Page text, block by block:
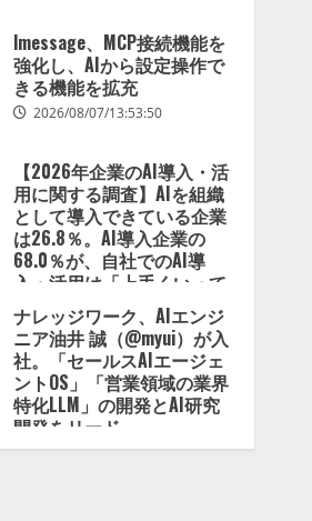
lmessage、MCP接続機能を
強化し、AIから設定操作で
きる機能を拡充
2026/08/07/13:53:50
【2026年企業のAI導入・活
用に関する調査】AIを組織
として導入できている企業
は26.8％。AI導入企業の
68.0％が、自社でのAI導
入・活用は「上手くいって
いる」と回答
2026/08/07/13:53:50
ナレッジワーク、AIエンジ
ニア油井 誠（@myui）が入
社。「セールスAIエージェ
ントOS」「営業領域の業界
特化LLM」の開発とAI研究
開発をリード
2026/08/07/10:54:31